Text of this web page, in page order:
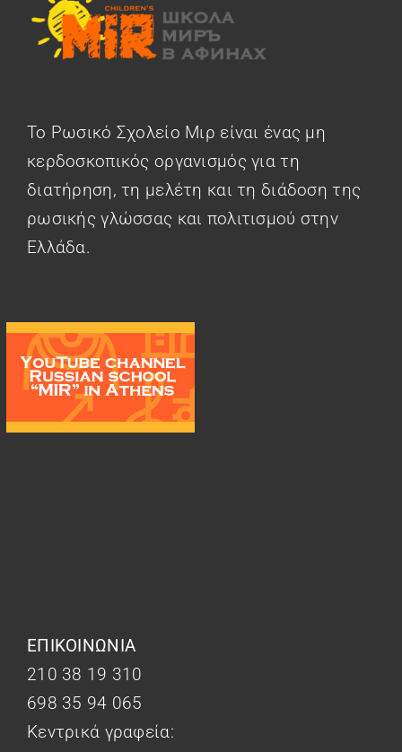
Το Ρωσικό Σχολείο Μιρ είναι ένας μη
κερδοσκοπικός οργανισμός για τη
διατήρηση, τη μελέτη και τη διάδοση της
ρωσικής γλώσσας και πολιτισμού στην
Ελλάδα.
ΕΠΙΚΟΙΝΩΝΙΑ
210 38 19 310
698 35 94 065
Κεντρικά γραφεία: